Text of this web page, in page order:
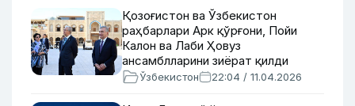
Қозоғистон ва Ўзбекистон
раҳбарлари Арк қўрғони, Пойи
Калон ва Лаби Ҳовуз
ансамблларини зиёрат қилди
Ўзбекистон 22:04 / 11.04.2026